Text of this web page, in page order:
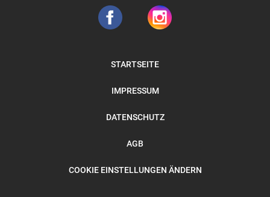
STARTSEITE
IMPRESSUM
DATENSCHUTZ
AGB
COOKIE EINSTELLUNGEN ÄNDERN